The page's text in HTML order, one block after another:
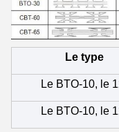
Le type
Le BTO-10, le
Le BTO-10, le